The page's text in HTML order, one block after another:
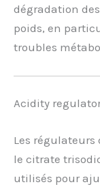
dégradation
poids, en
troubles
Acidity
Les régulateurs
le citrate
utilisés pour